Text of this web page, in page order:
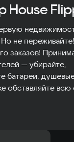
House
не
заказов!
— убирайте,
батареи,
обставляйте